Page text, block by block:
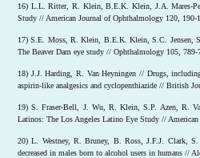
16) L.L. Ritter, R. Klein, B.E.K. Klein, J.A. Mares-
Study // American Journal of Ophthalmology 120, 190-
17) S.E. Moss, R. Klein, B.E.K. Klein, S.C. Jensen,
The Beaver Dam eye study // Ophthalmology 105, 789-
18) J.J. Harding, R. Van Heyningen // Drugs,
aspirin-like analgesics and cyclopenthiazide // British
19) S. Fraser-Bell, J. Wu, R. Klein, S.P. Azen, R.
Latinos: The Los Angeles Latino Eye Study //
20) L. Westney, R. Bruney, B. Ross, J.F.J. Clark,
decreased in males born to alcohol users in humans //